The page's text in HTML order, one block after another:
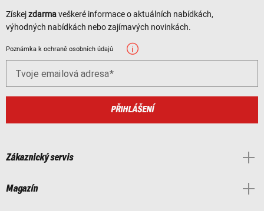
Získejzdarmaveškeré informace o aktuálních nabídkách,
výhodných nabídkách nebo zajímavých novinkách.
Poznámka k ochraně osobních údajů
Tvoje emailová adresa
PŘIHLÁŠENÍ
Zákaznický servis
Magazín